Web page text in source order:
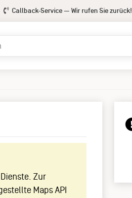
Callback-Service — Wir rufen Sie zurück!
Zur
Maps API